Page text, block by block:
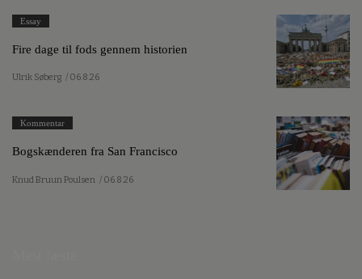
Essay
Fire dage til fods gennem historien
Ulrik Søberg / 06.8.26
Kommentar
Bogskænderen fra San Francisco
Knud Bruun Poulsen / 06.8.26